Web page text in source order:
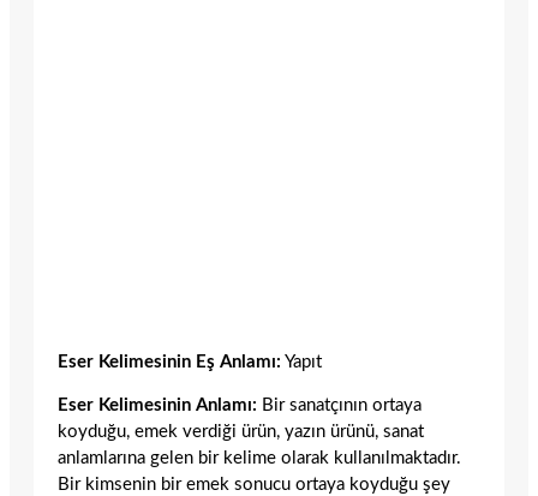
Eser Kelimesinin Eş Anlamı: Yapıt
Eser Kelimesinin Anlamı: Bir sanatçının ortaya
koyduğu, emek verdiği ürün, yazın ürünü, sanat
anlamlarına gelen bir kelime olarak kullanılmaktadır.
Bir kimsenin bir emek sonucu ortaya koyduğu şey